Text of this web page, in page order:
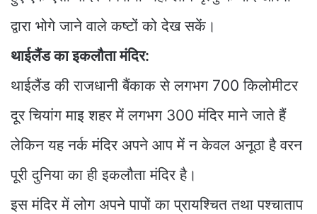
द्वारा भोगे जाने वाले कष्टों को देख सकें।
थाईलैंड का इकलौता मंदिर:
थाईलैंड की राजधानी बैंकाक से लगभग 700 किलोमीटर
दूर चियांग माइ शहर में लगभग 300 मंदिर माने जाते हैं
लेकिन यह नर्क मंदिर अपने आप में न केवल अनूठा है वरन
पूरी दुनिया का ही इकलौता मंदिर है।
इस मंदिर में लोग अपने पापों का प्रायश्चित तथा पश्चाताप